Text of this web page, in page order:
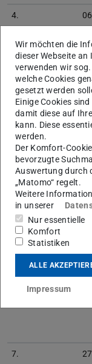
4.
7.
Wir möchten die
dieser Webseite an
verwenden wir
welche Cookies
gesetzt werden
Einige Cookies
damit diese auf
kann. Diese
werden.
Der Komfort-
bevorzugte
Auswertung durch
„Matomo“ regelt.
Weitere
in unserer
Nur essentielle
Komfort
Statistiken
ALLE
Impressum